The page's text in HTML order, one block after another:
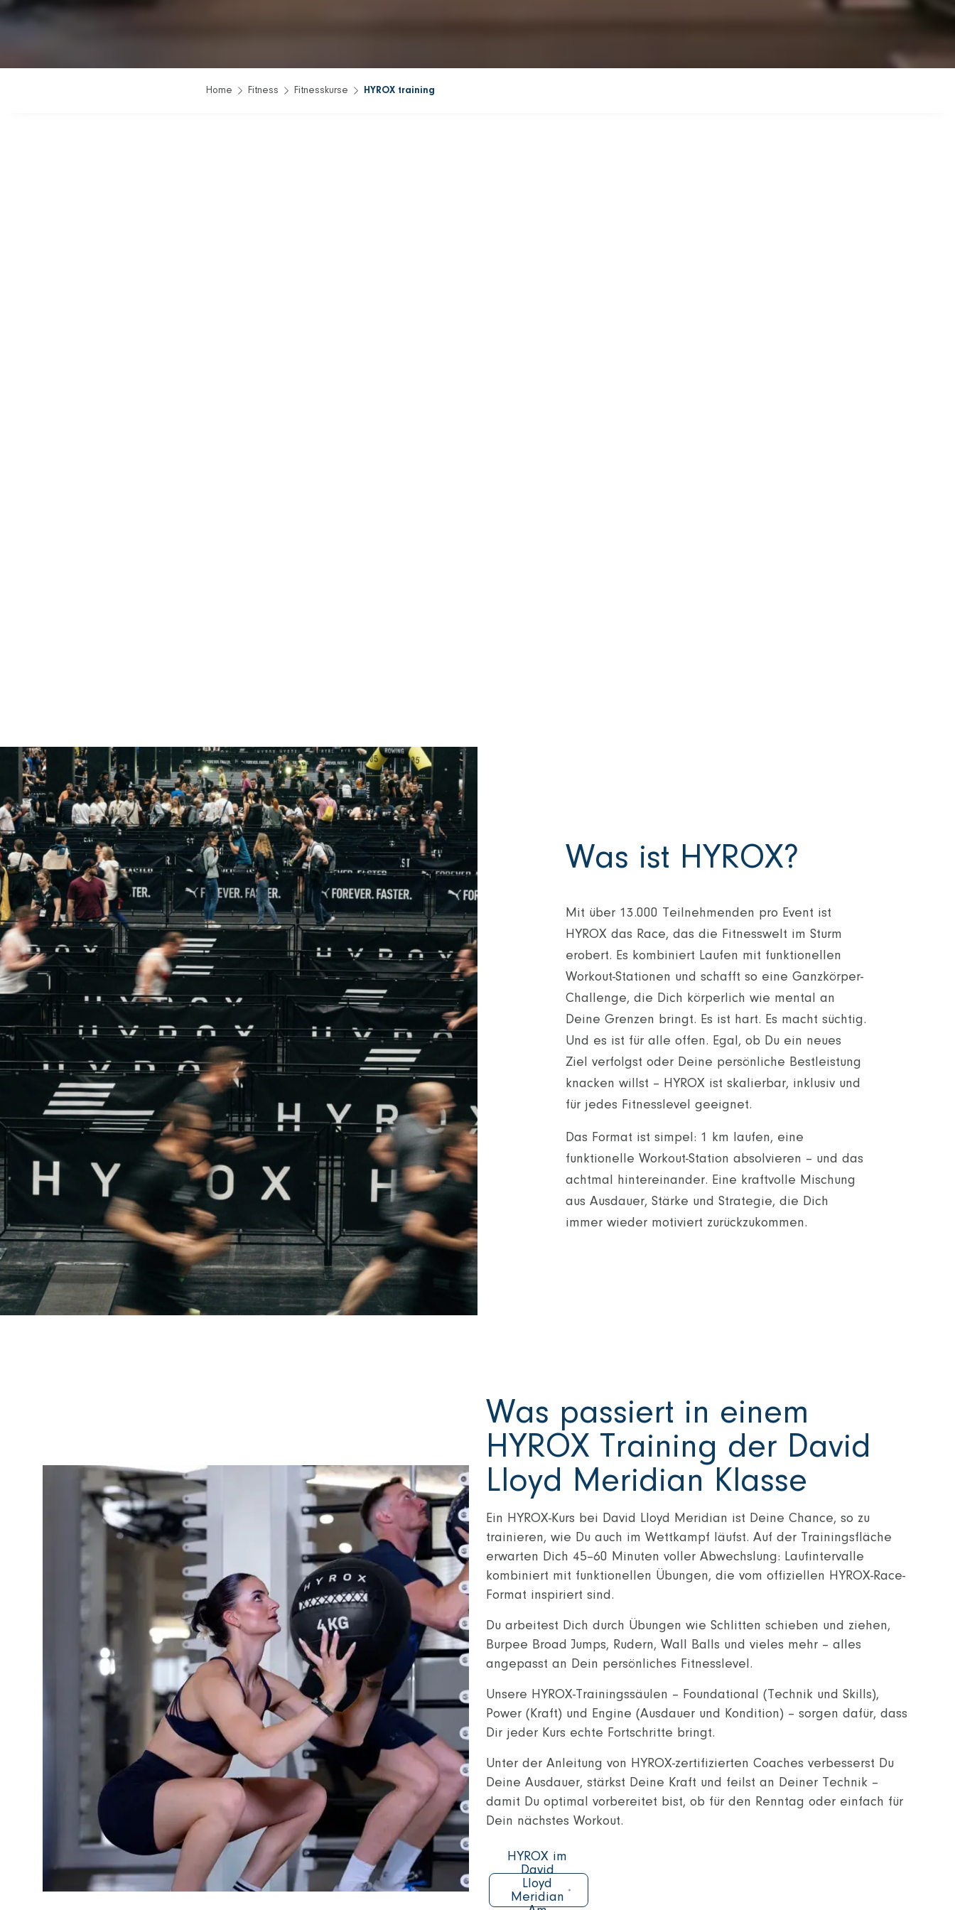
Home Fitness Fitnesskurse HYROX training
Was ist HYROX?
Mit über 13.000 Teilnehmenden pro Event ist
HYROX das Race, das die Fitnesswelt im Sturm
erobert. Es kombiniert Laufen mit funktionellen
Workout-Stationen und schafft so eine Ganzkörper-
Challenge, die Dich körperlich wie mental an
Deine Grenzen bringt. Es ist hart. Es macht süchtig.
Und es ist für alle offen. Egal, ob Du ein neues
Ziel verfolgst oder Deine persönliche Bestleistung
knacken willst – HYROX ist skalierbar, inklusiv und
für jedes Fitnesslevel geeignet.
Das Format ist simpel: 1 km laufen, eine
funktionelle Workout-Station absolvieren – und das
achtmal hintereinander. Eine kraftvolle Mischung
aus Ausdauer, Stärke und Strategie, die Dich
immer wieder motiviert zurückzukommen.
Was passiert in einem
HYROX Training der David
Lloyd Meridian Klasse
Ein HYROX-Kurs bei David Lloyd Meridian ist Deine Chance, so zu
trainieren, wie Du auch im Wettkampf läufst. Auf der Trainingsfläche
erwarten Dich 45–60 Minuten voller Abwechslung: Laufintervalle
kombiniert mit funktionellen Übungen, die vom offiziellen HYROX-Race-
Format inspiriert sind.
Du arbeitest Dich durch Übungen wie Schlitten schieben und ziehen,
Burpee Broad Jumps, Rudern, Wall Balls und vieles mehr – alles
angepasst an Dein persönliches Fitnesslevel.
Unsere HYROX-Trainingssäulen – Foundational (Technik und Skills),
Power (Kraft) und Engine (Ausdauer und Kondition) – sorgen dafür, dass
Dir jeder Kurs echte Fortschritte bringt.
Unter der Anleitung von HYROX-zertifizierten Coaches verbesserst Du
Deine Ausdauer, stärkst Deine Kraft und feilst an Deiner Technik –
damit Du optimal vorbereitet bist, ob für den Renntag oder einfach für
Dein nächstes Workout.
HYROX im
David
Lloyd
Meridian